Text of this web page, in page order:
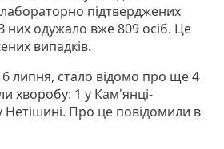
підтверджених
них одужало вже 809 осіб. Це
випадків.
липня, стало відомо про ще 4
хворобу: 1 у Кам'янці-
Нетішині. Про це повідомили в